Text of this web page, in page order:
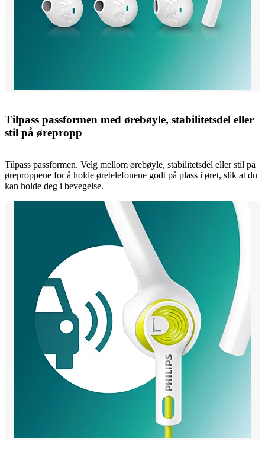
Tilpass passformen med ørebøyle, stabilitetsdel eller
stil på ørepropp
Tilpass passformen. Velg mellom ørebøyle, stabilitetsdel eller stil på
øreproppene for å holde øretelefonene godt på plass i øret, slik at du
kan holde deg i bevegelse.